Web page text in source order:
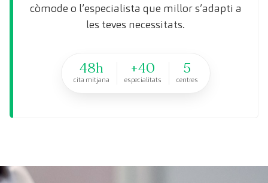
còmode o l’especialista que millor s’adapti a
les teves necessitats.
48h
cita mitjana
+40
especialitats
5
centres